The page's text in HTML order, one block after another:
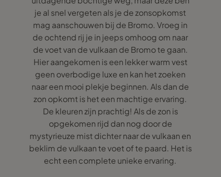
je al snel vergeten als je de zonsopkomst
mag aanschouwen bij de Bromo. Vroeg in
de ochtend rij je in jeeps omhoog om naar
de voet van de vulkaan de Bromo te gaan.
Hier aangekomen is een lekker warm vest
geen overbodige luxe en kan het zoeken
naar een mooi plekje beginnen. Als dan de
zon opkomt is het een machtige ervaring.
De kleuren zijn prachtig! Als de zon is
opgekomen rijd dan nog door de
mystyrieuze mist dichter naar de vulkaan en
beklim de vulkaan te voet of te paard. Het is
echt een complete unieke ervaring.